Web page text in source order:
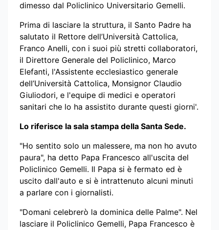
dimesso dal Policlinico Universitario Gemelli.
Prima di lasciare la struttura, il Santo Padre ha
salutato il Rettore dell’Università Cattolica,
Franco Anelli, con i suoi più stretti collaboratori,
il Direttore Generale del Policlinico, Marco
Elefanti, l'Assistente ecclesiastico generale
dell’Università Cattolica, Monsignor Claudio
Giuliodori, e l'equipe di medici e operatori
sanitari che lo ha assistito durante questi giorni'.
Lo riferisce la sala stampa della Santa Sede.
"Ho sentito solo un malessere, ma non ho avuto
paura", ha detto Papa Francesco all'uscita del
Policlinico Gemelli. Il Papa si è fermato ed è
uscito dall'auto e si è intrattenuto alcuni minuti
a parlare con i giornalisti.
"Domani celebrerò la dominica delle Palme". Nel
lasciare il Policlinico Gemelli, Papa Francesco è